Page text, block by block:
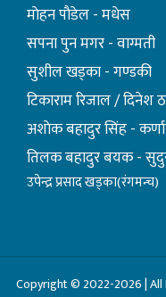
माेहन पाैडेल - मधेस
सपना पुन मगर - वाग्मती
सुशील खड्का - गण्डकी
टिकाराम रिजाल / दिनेश
अशाेक बहादुर सिंह -
तिलक बहादुर बयक -
उपेन्द्र प्रसाद खड्का(रंगमन्च)
Copyright © 2022-2026 | All